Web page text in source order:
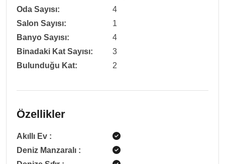
Oda Sayısı:
4
Salon Sayısı:
1
Banyo Sayısı:
4
Binadaki Kat Sayısı:
3
Bulunduğu Kat:
2
Özellikler
Akıllı Ev :
Deniz Manzaralı :